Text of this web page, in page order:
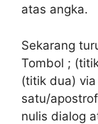
atas angka.
Sekarang
Tombol ;
(titik dua) via
satu/
nulis dialog